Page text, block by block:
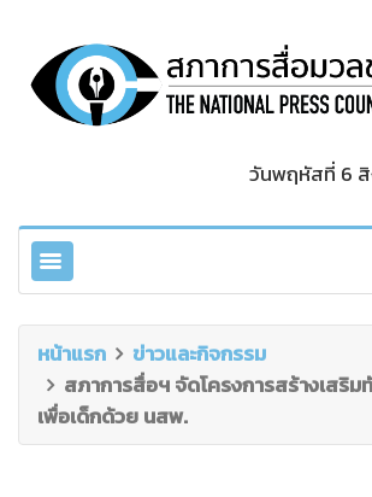
วันพฤหัสที่ 6
หน้าแรก
ข่าวและกิจกรรม
สภาการสื่อฯ จัดโครงการสร้างเสริม
เพื่อเด็กด้วย นสพ.